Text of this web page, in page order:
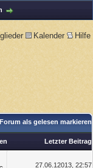
Kalender Hilfe
als gelesen markieren
Letzter Beitrag
27.06.12013, 22:57